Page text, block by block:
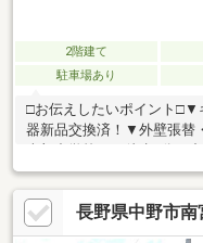
2階建て
駐車場あり
□お伝えしたいポイント□▼
器新品交換済！▼外壁張替
防蟻工事5年保証つき！▼
フォーム済・即入居可で
業時間9：00～18：00 定
217-437】
長野県中野市南